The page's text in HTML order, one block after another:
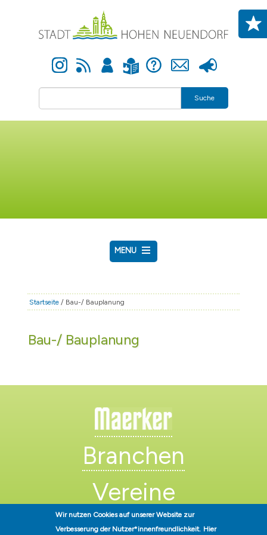
Instagram Newsfeed Anmelden Leichte Sprache Hilfe Kontakt Presse
Suche
MENU
RATHAUS & POLITIK
FAMILIE & BILDUNG
Startseite / Bau-/ Bauplanung
Bau-/ Bauplanung
Branchen
Vereine
Künstler
Wir nutzen Cookies auf unserer Website zur
Verbesserung der Nutzer*innenfreundlichkeit. Hier